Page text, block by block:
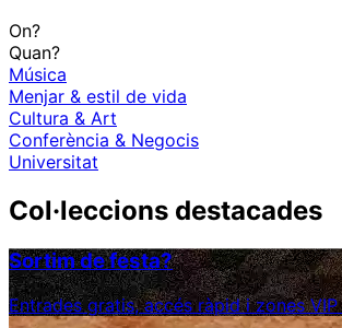
On?
Quan?
Música
Menjar & estil de vida
Cultura & Art
Conferència & Negocis
Universitat
Col·leccions destacades
Sortim de festa?
Entrades gratis, accés ràpid i zones